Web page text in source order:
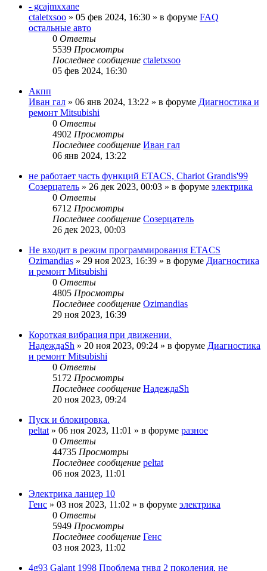
- gcajmxxane
ctaletxsoo » 05 фев 2024, 16:30 » в форуме FAQ
остальные авто
0 Ответы
5539 Просмотры
Последнее сообщение ctaletxsoo
05 фев 2024, 16:30
Акпп
Иван гал » 06 янв 2024, 13:22 » в форуме Диагностика и
ремонт Mitsubishi
0 Ответы
4902 Просмотры
Последнее сообщение Иван гал
06 янв 2024, 13:22
не работает часть функций ETACS, Chariot Grandis'99
Созерцатель » 26 дек 2023, 00:03 » в форуме электрика
0 Ответы
6712 Просмотры
Последнее сообщение Созерцатель
26 дек 2023, 00:03
Не входит в режим программирования ETACS
Ozimandias » 29 ноя 2023, 16:39 » в форуме Диагностика
и ремонт Mitsubishi
0 Ответы
4805 Просмотры
Последнее сообщение Ozimandias
29 ноя 2023, 16:39
Короткая вибрация при движении.
НадеждаSh » 20 ноя 2023, 09:24 » в форуме Диагностика
и ремонт Mitsubishi
0 Ответы
5172 Просмотры
Последнее сообщение НадеждаSh
20 ноя 2023, 09:24
Пуск и блокировка.
peltat » 06 ноя 2023, 11:01 » в форуме разное
0 Ответы
44735 Просмотры
Последнее сообщение peltat
06 ноя 2023, 11:01
Электрика ланцер 10
Генс » 03 ноя 2023, 11:02 » в форуме электрика
0 Ответы
5949 Просмотры
Последнее сообщение Генс
03 ноя 2023, 11:02
4g93 Galant 1998 Проблема тнвд 2 поколения, не